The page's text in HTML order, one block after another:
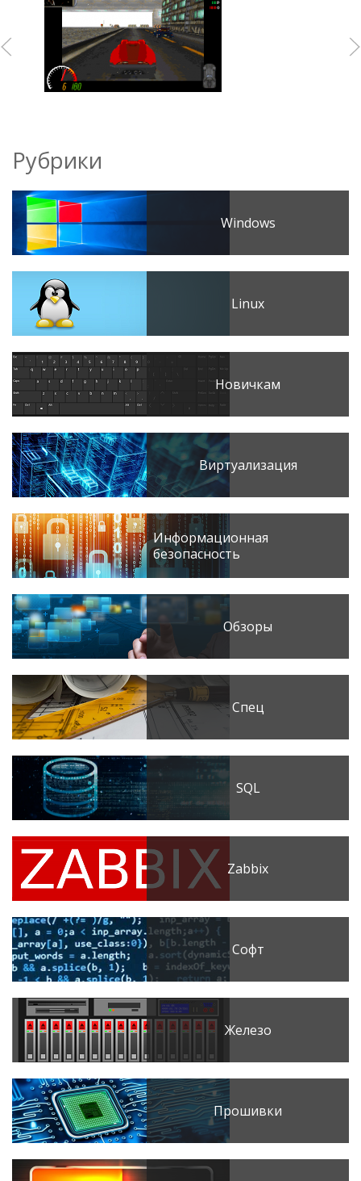
Рубрики
Windows
Linux
Новичкам
Виртуализация
Информационная
безопасность
Обзоры
Спец
SQL
Zabbix
Софт
Железо
Прошивки